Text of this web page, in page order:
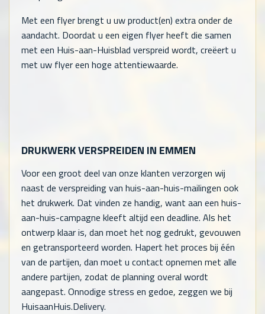
Met een flyer brengt u uw product(en) extra onder de
aandacht. Doordat u een eigen flyer heeft die samen
met een Huis-aan-Huisblad verspreid wordt, creëert u
met uw flyer een hoge attentiewaarde.
DRUKWERK VERSPREIDEN IN EMMEN
Voor een groot deel van onze klanten verzorgen wij
naast de verspreiding van huis-aan-huis-mailingen ook
het drukwerk. Dat vinden ze handig, want aan een huis-
aan-huis-campagne kleeft altijd een deadline. Als het
ontwerp klaar is, dan moet het nog gedrukt, gevouwen
en getransporteerd worden. Hapert het proces bij één
van de partijen, dan moet u contact opnemen met alle
andere partijen, zodat de planning overal wordt
aangepast. Onnodige stress en gedoe, zeggen we bij
HuisaanHuis.Delivery.